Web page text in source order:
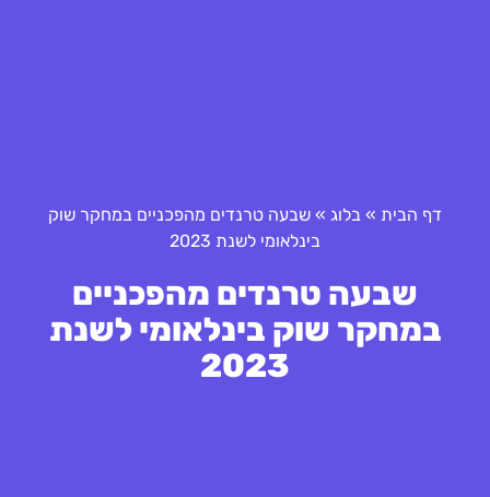
דף הבית » בלוג » שבעה טרנדים מהפכניים במחקר שוק
בינלאומי לשנת 2023
שבעה טרנדים מהפכניים
במחקר שוק בינלאומי לשנת
2023